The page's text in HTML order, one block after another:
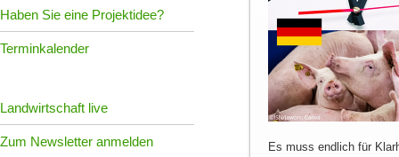
Haben Sie eine Projektidee?
Terminkalender
Landwirtschaft live
Zum Newsletter anmelden
Es muss endlich für